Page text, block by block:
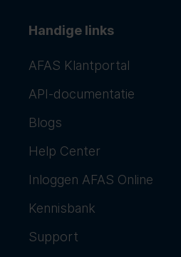
Handige links
AFAS Klantportal
API-documentatie
Blogs
Help Center
Inloggen AFAS Online
Kennisbank
Support